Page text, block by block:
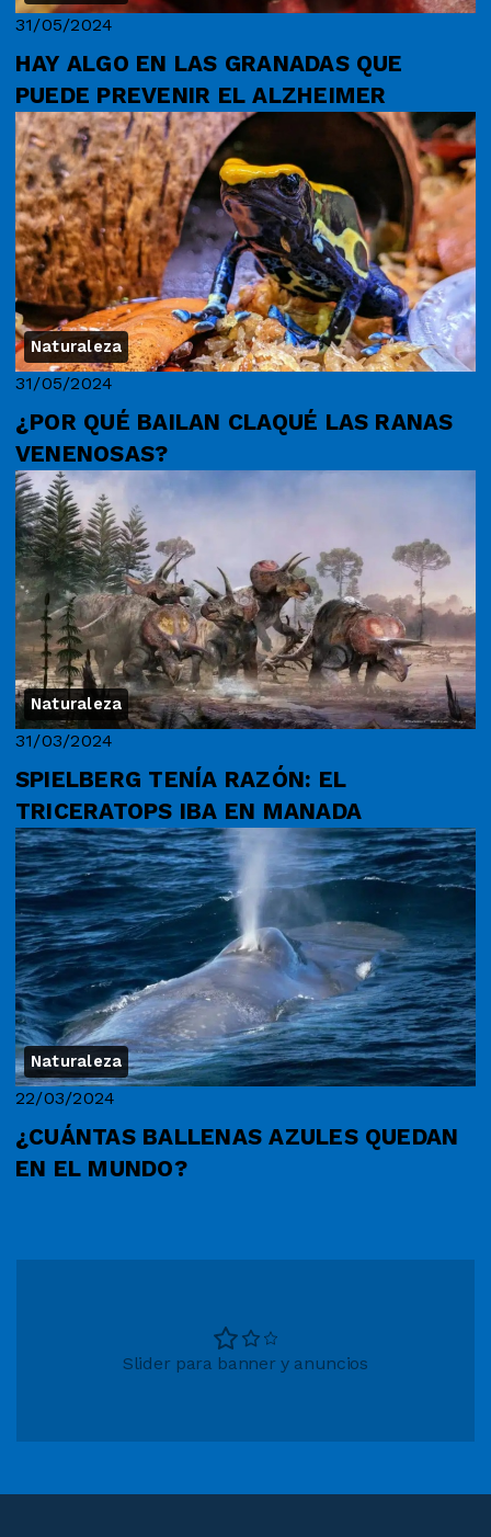
31/05/2024
HAY ALGO EN LAS GRANADAS QUE
PUEDE PREVENIR EL ALZHEIMER
Naturaleza
31/05/2024
¿POR QUÉ BAILAN CLAQUÉ LAS RANAS
VENENOSAS?
Naturaleza
31/03/2024
SPIELBERG TENÍA RAZÓN: EL
TRICERATOPS IBA EN MANADA
Naturaleza
22/03/2024
¿CUÁNTAS BALLENAS AZULES QUEDAN
EN EL MUNDO?
Slider para banner y anuncios